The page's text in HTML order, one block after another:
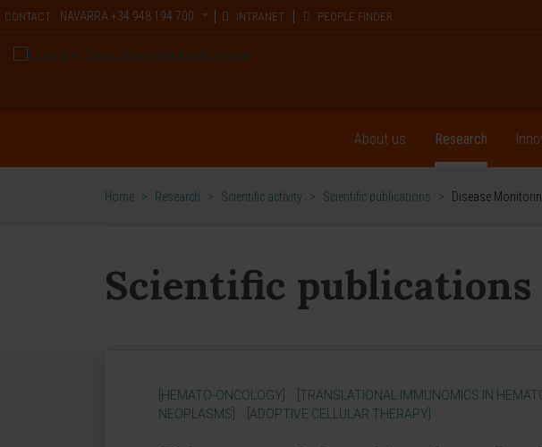
CONTACT NAVARRA +34 948 194 700 INTRANET PEOPLE FINDER
About us Research
Home > Research > Scientific activity > Scientific publications > Disease
Scientific publications
[HEMATO-ONCOLOGY]
[TRANSLATIONAL IMMUNOMICS IN
NEOPLASMS]
[ADOPTIVE CELLULAR THERAPY]